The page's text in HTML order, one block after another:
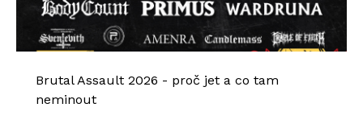
Brutal Assault 2026 - proč jet a co tam
neminout